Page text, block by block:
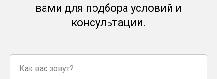
вами для подбора условий и
консультации.
Как вас зовут?